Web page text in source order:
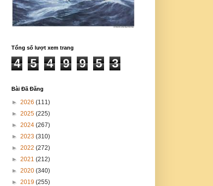
Tổng số lượt xem trang
4 5 4 9 9 5 3
Bài Đã Đăng
► 2026 (111)
► 2025 (225)
► 2024 (267)
► 2023 (310)
► 2022 (272)
► 2021 (212)
► 2020 (340)
► 2019 (255)